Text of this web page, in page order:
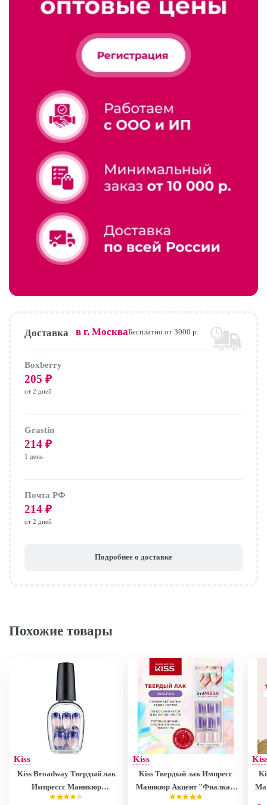
Доставка в г. МоскваБесплатно от 3000 р.
Boxberry
205 ₽
от 2 дней
Grastin
214 ₽
1 день
Почта РФ
214 ₽
от 2 дней
Подробнее о доставке
Похожие товары
Kiss
Kiss Broadway Твердый лак
Импрессс Маникюр
"Звездная ночь", длина
Kiss
Kiss Твердый лак Импресс
Маникюр Акцент "Фиалка",
длина короткая Impress